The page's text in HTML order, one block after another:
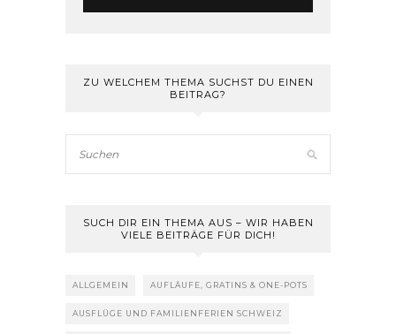
ZU WELCHEM THEMA SUCHST DU EINEN
BEITRAG?
SUCH DIR EIN THEMA AUS – WIR HABEN
VIELE BEITRÄGE FÜR DICH!
ALLGEMEIN AUFLÄUFE, GRATINS & ONE-POTS
AUSFLÜGE UND FAMILIENFERIEN SCHWEIZ